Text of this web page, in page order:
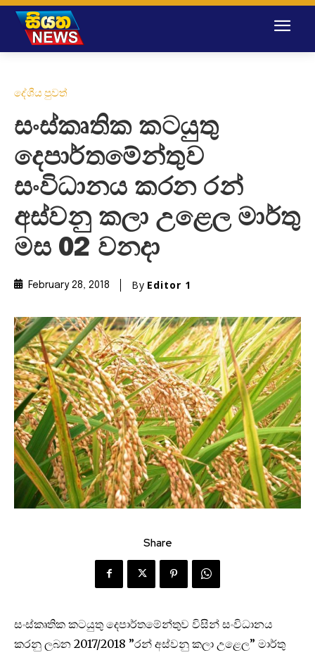
දේශීය පුවත්
සංස්කෘතික කටයුතු
දෙපාර්තමේන්තුව
සංවිධානය කරන රන්
අස්වනු කලා උළෙල මාර්තු
මස 02 වනදා
February 28, 2018 By Editor 1
Share
සංස්කෘතික කටයුතු දෙපාර්තමේන්තුව විසින් සංවිධානය
කරනු ලබන 2017/2018 ”රන් අස්වනු කලා උළෙල” මාර්තු